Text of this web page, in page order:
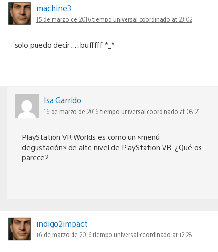
machine3
15 de marzo de 2016 tiempo universal coordinado at 23:02
solo puedo decir…. bufffff *_*
Isa Garrido
16 de marzo de 2016 tiempo universal coordinado at 08:21
PlayStation VR Worlds es como un «menú
degustación» de alto nivel de PlayStation VR. ¿Qué os
parece?
indigo2impact
16 de marzo de 2016 tiempo universal coordinado at 12:28